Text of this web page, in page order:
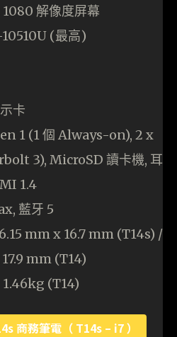
1080 解像度屏幕
(最高)
卡
1 (1 個 Always-on), 2 x
3), MicroSD 讀卡機, 耳
1.4
藍牙 5
mm x 16.7 mm (T14s) /
mm (T14)
(T14)
商務筆電（ T14s – i7 ）